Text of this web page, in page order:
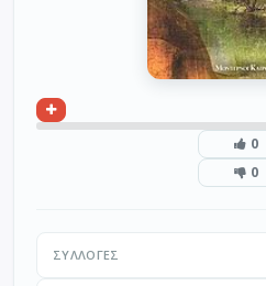
0
0
ΣΥΛΛΟΓΈΣ